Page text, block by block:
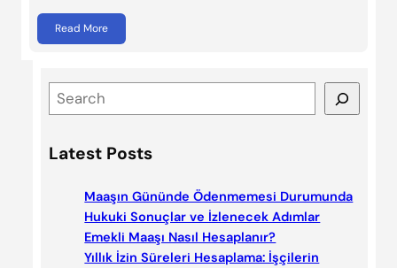
Read More
e
r
Latest Posts
Maaşın Gününde Ödenmemesi Durumunda
Hukuki Sonuçlar ve İzlenecek Adımlar
Emekli Maaşı Nasıl Hesaplanır?
Yıllık İzin Süreleri Hesaplama: İşçilerin